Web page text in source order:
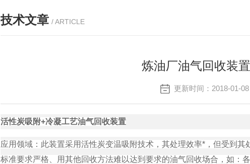
技术文章 / ARTICLE
炼油厂油气回收装
更新时间：2018-01-
活性炭吸附+冷凝工艺油气回收装置
应用领域：此装置采用活性炭变温吸附技术，其处理效率*，但受到
标准要求严格、用其他回收方法难以达到要求的油气回收场合，如：